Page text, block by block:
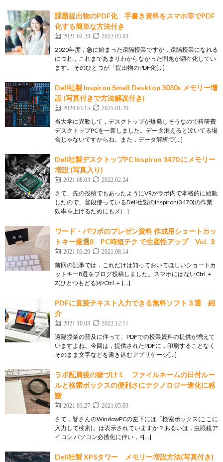
課題提出物のPDF化 手書き資料をスマホ等でPDF
化する簡単な方法付き
2021.04.24 2022.03.03
2020年度，急に始まった遠隔授業ですが，遠隔授業になれる
につれ，これまであまりわからなかった問題が顕在化してい
ます。 そのひとつが「提出物のPDF化[…]
Dell社製 Inspiron Small Desktop 3030s メモリー増
設 (写真付きで方法解説付き)
2024.03.15 2025.01.20
当大学に異動して，デスクトップが爆発しそうなので科研費
デスクトップPCを一新しました。データ消えると泣いてる場
合じゃないですからね。また，データ解析で[…]
Dell社製デスクトップPC Inspiron 3470 にメモリー
増設 (写真入り)
2021.08.03 2022.02.24
さて、先の投稿でもあったようにVRがラボ内で本格的に始動
したので、普段使っているDell社製のInspiron(3470)の作業
効率を上げるためにもメ[…]
ワード・パワポのプレゼン資料 作成用ショートカッ
トキー厳選8 PC時短テク で生産性アップ Vol. ３
2021.03.29 2021.08.14
前回の記事では，これだけは知っておいてほしいショートカ
ットキー8選をブログ投稿しました。スマホにはないCtrl ＋
Z(ひとつもどる)やCtrl ＋ […]
PDFに直接テキスト入力できる無料ソフト３選 紹
介
2021.10.03 2022.12.11
遠隔授業の普及に伴って、PDFでの授業資料の提供が増えて
いますよね。今回は，提供されたPDFに，印刷することなく
そのまま文字などを書き込むアプリケーシ[…]
ラボ配属後の癖づけ１ ファイルネームの日付ルー
ルと検索ボックスの便利さにテクノロジー進化に感
謝
2021.03.27 2021.05.03
さて，皆さんのWindowPCの左下には「検索ボックス(ここに
入力して検索)」は表示されていますか？あるいは，虫眼鏡ア
イコン パソコン必携化に伴い，4[…]
Dell社製 XPSタワー メモリー増設方法(写真付き)